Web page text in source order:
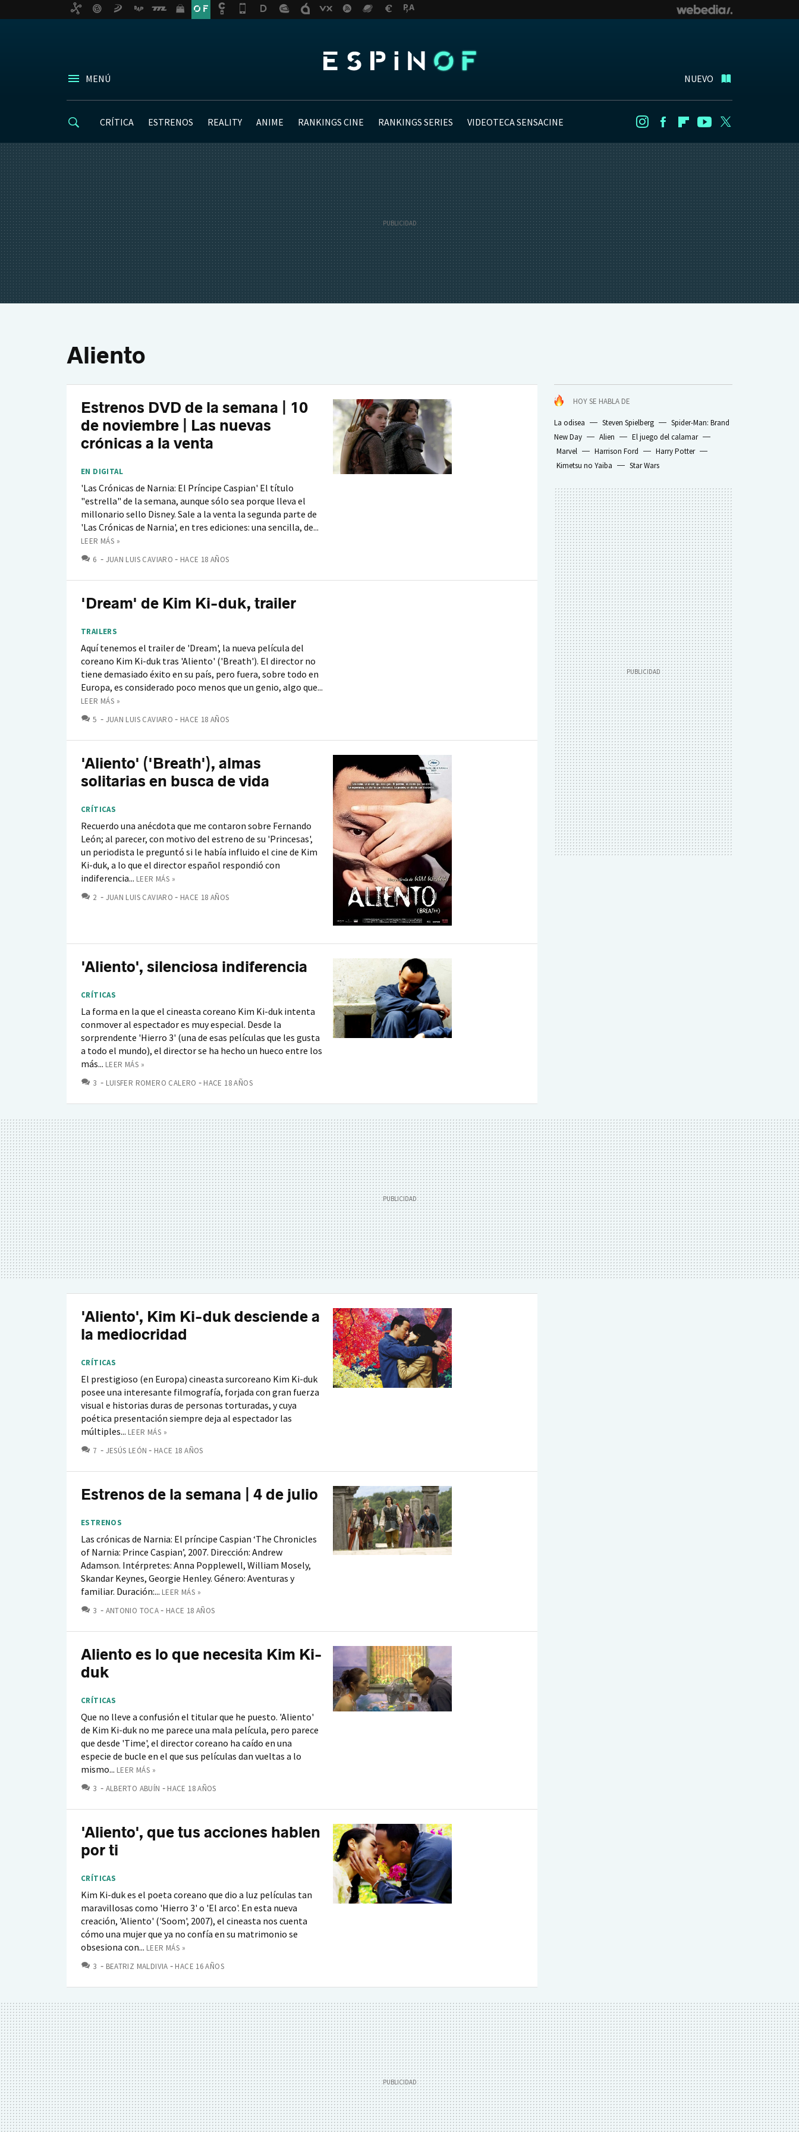
MENÚ NUEVO
CRÍTICA ESTRENOS REALITY ANIME RANKINGS CINE RANKINGS SERIES VIDEOTECA SENSACINE InstagramFacebookFlipboard
Youtube
Aliento
HOY SE HABLA DE
La odisea Steven Spielberg
Spider-Man: Brand
New Day
Alien
El juego del calamar
Marvel
Harrison Ford
Harry Potter
Kimetsu no Yaiba
Star Wars
Estrenos DVD de la semana | 10
de noviembre | Las nuevas
crónicas a la venta
EN DIGITAL
'Las Crónicas de Narnia: El Príncipe Caspian' El título
"estrella" de la semana, aunque sólo sea porque lleva el
millonario sello Disney. Sale a la venta la segunda parte de
'Las Crónicas de Narnia', en tres ediciones: una sencilla, de...
LEER MÁS »
6 COMENTARIOS
JUAN LUIS CAVIARO HACE 18 AÑOS
'Dream' de Kim Ki-duk, trailer
TRAILERS
Aquí tenemos el trailer de 'Dream', la nueva película del
coreano Kim Ki-duk tras 'Aliento' ('Breath'). El director no
tiene demasiado éxito en su país, pero fuera, sobre todo en
Europa, es considerado poco menos que un genio, algo que...
LEER MÁS »
5 COMENTARIOS
JUAN LUIS CAVIARO HACE 18 AÑOS
'Aliento' ('Breath'), almas
solitarias en busca de vida
CRÍTICAS
Recuerdo una anécdota que me contaron sobre Fernando
León; al parecer, con motivo del estreno de su 'Princesas',
un periodista le preguntó si le había influido el cine de Kim
Ki-duk, a lo que el director español respondió con
indiferencia... LEER MÁS »
2 COMENTARIOS
JUAN LUIS CAVIARO HACE 18 AÑOS
'Aliento', silenciosa indiferencia
CRÍTICAS
La forma en la que el cineasta coreano Kim Ki-duk intenta
conmover al espectador es muy especial. Desde la
sorprendente 'Hierro 3' (una de esas películas que les gusta
a todo el mundo), el director se ha hecho un hueco entre los
más... LEER MÁS »
3 COMENTARIOS
LUISFER ROMERO CALERO HACE 18 AÑOS
'Aliento', Kim Ki-duk desciende a
la mediocridad
CRÍTICAS
El prestigioso (en Europa) cineasta surcoreano Kim Ki-duk
posee una interesante filmografía, forjada con gran fuerza
visual e historias duras de personas torturadas, y cuya
poética presentación siempre deja al espectador las
múltiples... LEER MÁS »
7 COMENTARIOS
JESÚS LEÓN HACE 18 AÑOS
Estrenos de la semana | 4 de julio
ESTRENOS
Las crónicas de Narnia: El príncipe Caspian ‘The Chronicles
of Narnia: Prince Caspian’, 2007. Dirección: Andrew
Adamson. Intérpretes: Anna Popplewell, William Mosely,
Skandar Keynes, Georgie Henley. Género: Aventuras y
familiar. Duración:... LEER MÁS »
3 COMENTARIOS
ANTONIO TOCA HACE 18 AÑOS
Aliento es lo que necesita Kim Ki-
duk
CRÍTICAS
Que no lleve a confusión el titular que he puesto. 'Aliento'
de Kim Ki-duk no me parece una mala película, pero parece
que desde 'Time', el director coreano ha caído en una
especie de bucle en el que sus películas dan vueltas a lo
mismo... LEER MÁS »
3 COMENTARIOS
ALBERTO ABUÍN HACE 18 AÑOS
'Aliento', que tus acciones hablen
por ti
CRÍTICAS
Kim Ki-duk es el poeta coreano que dio a luz películas tan
maravillosas como 'Hierro 3' o 'El arco'. En esta nueva
creación, 'Aliento' ('Soom', 2007), el cineasta nos cuenta
cómo una mujer que ya no confía en su matrimonio se
obsesiona con... LEER MÁS »
3 COMENTARIOS
BEATRIZ MALDIVIA HACE 16 AÑOS